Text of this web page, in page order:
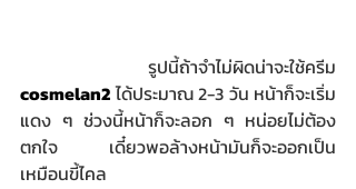
cosmelan2 ได้ประมาณ 2-3 วัน หน้าก็จะเริ่ม
แดง ๆ ช่วงนี้หน้าก็จะลอก ๆ หน่อยไม่ต้อง
ตกใจ เดี๋ยวพอล้างหน้ามันก็จะออกเป็น
เหมือนขี้ไคล